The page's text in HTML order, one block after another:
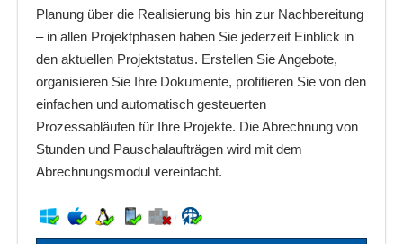
Planung über die Realisierung bis hin zur Nachbereitung
– in allen Projektphasen haben Sie jederzeit Einblick in
den aktuellen Projektstatus. Erstellen Sie Angebote,
organisieren Sie Ihre Dokumente, profitieren Sie von den
einfachen und automatisch gesteuerten
Prozessabläufen für Ihre Projekte. Die Abrechnung von
Stunden und Pauschalaufträgen wird mit dem
Abrechnungsmodul vereinfacht.